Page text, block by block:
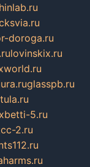
doroga.ru
lovinskix.ru
glasspb.ru
5.ru
2.ru